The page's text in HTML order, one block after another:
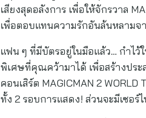
เสียงสุดอลังการ เพื่อให้จักรวาล
เพื่อตอบแทนความรักอันล้นหลามจ
แฟน ๆ ที่มีบัตรอยู่ในมือแล้ว… กำไว้
พิเศษที่คุณคว้ามาได้ เพื่อสร้างปร
คอนเสิร์ต MAGICMAN 2
ทั้ง 2 รอบการแสดง! ส่วนจะมีเซอ